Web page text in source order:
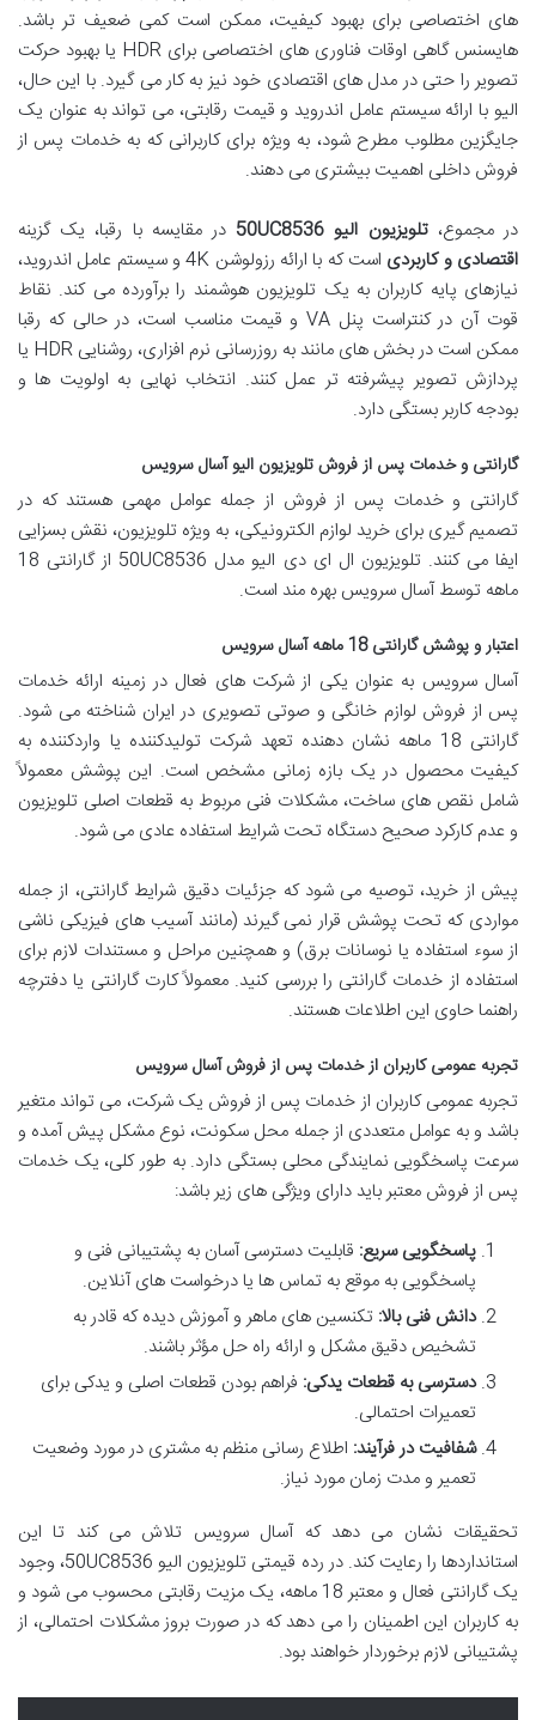
های اختصاصی برای بهبود کیفیت، ممکن است کمی ضعیف تر باشد.
هایسنس گاهی اوقات فناوری های اختصاصی برای HDR یا بهبود حرکت
تصویر را حتی در مدل های اقتصادی خود نیز به کار می گیرد. با این حال،
الیو با ارائه سیستم عامل اندروید و قیمت رقابتی، می تواند به عنوان یک
جایگزین مطلوب مطرح شود، به ویژه برای کاربرانی که به خدمات پس از
فروش داخلی اهمیت بیشتری می دهند.
در مجموع،تلویزیون الیو 50UC8536
در مقایسه با رقبا، یک گزینه
اقتصادی و کاربردی
است که با ارائه رزولوشن 4K و سیستم عامل اندروید،
نیازهای پایه کاربران به یک تلویزیون هوشمند را برآورده می کند. نقاط
قوت آن در کنتراست پنل VA و قیمت مناسب است، در حالی که رقبا
ممکن است در بخش های مانند به روزرسانی نرم افزاری، روشنایی HDR یا
پردازش تصویر پیشرفته تر عمل کنند. انتخاب نهایی به اولویت ها و
بودجه کاربر بستگی دارد.
گارانتی و خدمات پس از فروش تلویزیون الیو آسال سرویس
گارانتی و خدمات پس از فروش از جمله عوامل مهمی هستند که در
تصمیم گیری برای خرید لوازم الکترونیکی، به ویژه تلویزیون، نقش بسزایی
ایفا می کنند. تلویزیون ال ای دی الیو مدل 50UC8536 از گارانتی 18
ماهه توسط آسال سرویس بهره مند است.
اعتبار و پوشش گارانتی 18 ماهه آسال سرویس
آسال سرویس به عنوان یکی از شرکت های فعال در زمینه ارائه خدمات
پس از فروش لوازم خانگی و صوتی تصویری در ایران شناخته می شود.
گارانتی 18 ماهه نشان دهنده تعهد شرکت تولیدکننده یا واردکننده به
کیفیت محصول در یک بازه زمانی مشخص است. این پوشش معمولاً
شامل نقص های ساخت، مشکلات فنی مربوط به قطعات اصلی تلویزیون
و عدم کارکرد صحیح دستگاه تحت شرایط استفاده عادی می شود.
پیش از خرید، توصیه می شود که جزئیات دقیق شرایط گارانتی، از جمله
مواردی که تحت پوشش قرار نمی گیرند (مانند آسیب های فیزیکی ناشی
از سوء استفاده یا نوسانات برق) و همچنین مراحل و مستندات لازم برای
استفاده از خدمات گارانتی را بررسی کنید. معمولاً کارت گارانتی یا دفترچه
راهنما حاوی این اطلاعات هستند.
تجربه عمومی کاربران از خدمات پس از فروش آسال سرویس
تجربه عمومی کاربران از خدمات پس از فروش یک شرکت، می تواند متغیر
باشد و به عوامل متعددی از جمله محل سکونت، نوع مشکل پیش آمده و
سرعت پاسخگویی نمایندگی محلی بستگی دارد. به طور کلی، یک خدمات
پس از فروش معتبر باید دارای ویژگی های زیر باشد:
پاسخگویی سریع: قابلیت دسترسی آسان به پشتیبانی فنی و
پاسخگویی به موقع به تماس ها یا درخواست های آنلاین.
دانش فنی بالا: تکنسین های ماهر و آموزش دیده که قادر به
تشخیص دقیق مشکل و ارائه راه حل مؤثر باشند.
دسترسی به قطعات یدکی: فراهم بودن قطعات اصلی و یدکی برای
تعمیرات احتمالی.
شفافیت در فرآیند: اطلاع رسانی منظم به مشتری در مورد وضعیت
تعمیر و مدت زمان مورد نیاز.
تحقیقات نشان می دهد که آسال سرویس تلاش می کند تا این
استانداردها را رعایت کند. در رده قیمتی تلویزیون الیو 50UC8536، وجود
یک گارانتی فعال و معتبر 18 ماهه، یک مزیت رقابتی محسوب می شود و
به کاربران این اطمینان را می دهد که در صورت بروز مشکلات احتمالی، از
پشتیبانی لازم برخوردار خواهند بود.